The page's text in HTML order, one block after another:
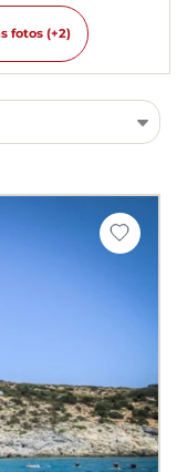
Ver las fotos (+2)